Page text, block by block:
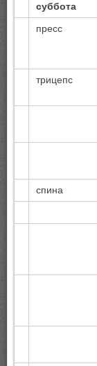
суббота
пресс
трицепс
спина